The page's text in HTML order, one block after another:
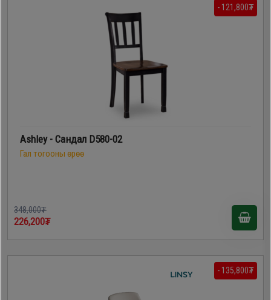
- 121,800₮
Ashley - Сандал D580-02
Гал тогооны өрөө
348,000₮
226,200₮
- 135,800₮